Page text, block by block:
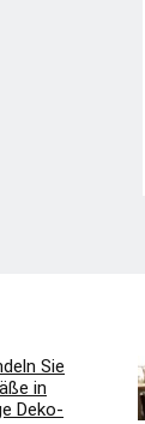
Sie
in
Deko-